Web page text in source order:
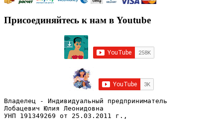
Присоединяйтесь к нам в Youtube
Владелец - Индивидуальный предприниматель
Лобацевич Юлия Леонидовна
УНП 191349269 от 25.03.2011 г.,